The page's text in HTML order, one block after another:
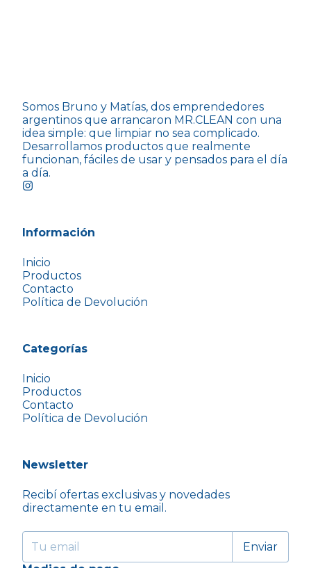
Somos Bruno y Matías, dos emprendedores
argentinos que arrancaron MR.CLEAN con una
idea simple: que limpiar no sea complicado.
Desarrollamos productos que realmente
funcionan, fáciles de usar y pensados para el día
a día.
Información
Inicio
Productos
Contacto
Política de Devolución
Categorías
Inicio
Productos
Contacto
Política de Devolución
Newsletter
Recibí ofertas exclusivas y novedades
directamente en tu email.